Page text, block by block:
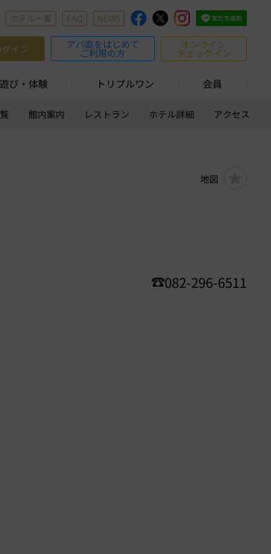
ホテル一覧 FAQ NEWS
グイン アパ直をはじめて
ご利用の方
オンライン
チェックイン
遊び・体験 トリプルワン 会員
館内案内 レストラン ホテル詳細 アクセス
地図
082-296-6511